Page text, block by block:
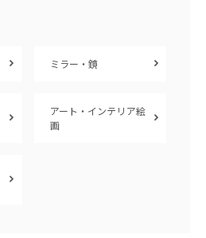
ミラー・鏡
アート・インテリア絵
画